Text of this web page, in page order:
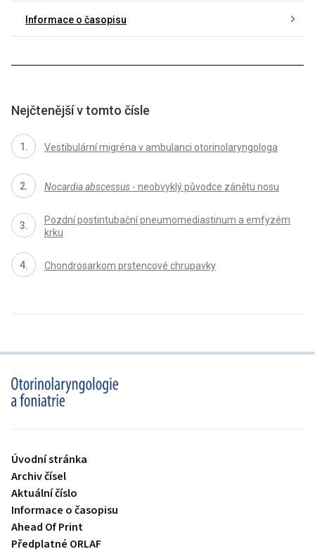
Informace o časopisu
Nejčtenější v tomto čísle
Vestibulární migréna v ambulanci otorinolaryngologa
Nocardia abscessus- neobvyklý původce zánětu nosu
Pozdní postintubační pneumomediastinum a emfyzém
krku
Chondrosarkom prstencové chrupavky
proLékaře.cz
Úvodní stránka
Archiv čísel
Aktuální číslo
Informace o časopisu
Ahead Of Print
Předplatné ORLAF